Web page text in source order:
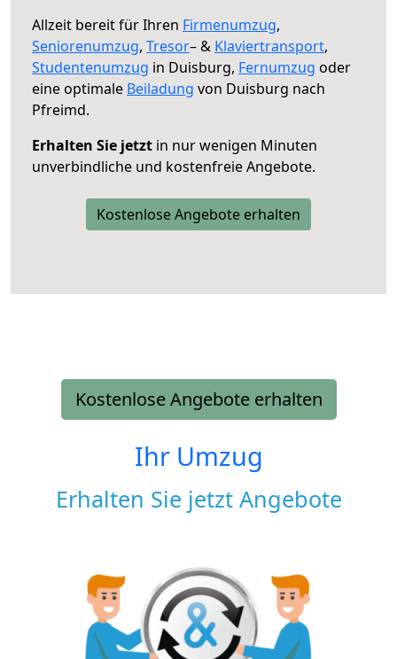
Allzeit bereit für Ihren Firmenumzug,
Seniorenumzug, Tresor– & Klaviertransport,
Studentenumzug in Duisburg, Fernumzug oder
eine optimale Beiladung von Duisburg nach
Pfreimd.
Erhalten Sie jetzt in nur wenigen Minuten
unverbindliche und kostenfreie Angebote.
Kostenlose Angebote erhalten
Kostenlose Angebote erhalten
Ihr Umzug
Erhalten Sie jetzt Angebote